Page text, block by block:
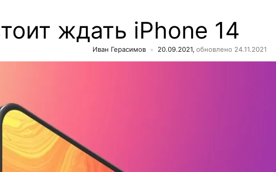
ждать iPhone 14
Иван Герасимов 20.09.2021, обновлено 24.11.2021